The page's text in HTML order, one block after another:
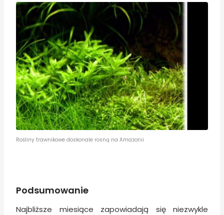
Rośliny trawnikowe doskonale rosną na Amazonii
Podsumowanie
Najbliższe miesiące zapowiadają się niezwykle